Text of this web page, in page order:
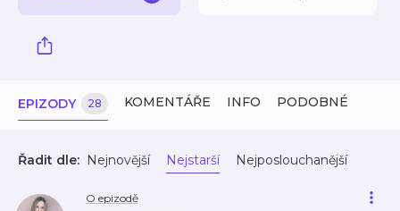
EPIZODY 28 KOMENTÁŘE INFO PODOBNÉ
Řadit dle: Nejnovější Nejstarší Nejposlouchanější
O epizodě